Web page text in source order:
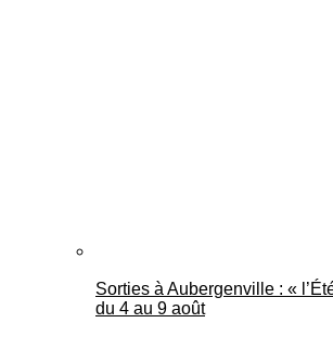
Sorties à Aubergenville : «
du 4 au 9 août